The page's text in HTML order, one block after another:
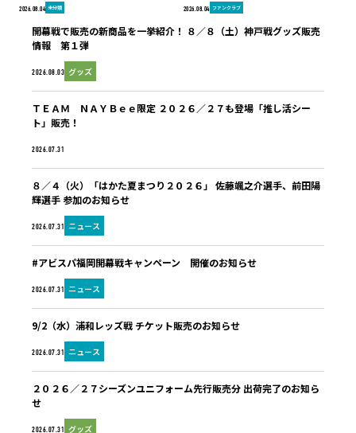
2026.08.04 未分類 2026.08.04 ファンクラブ
2026.08.03 グッズ
開幕戦で販売の新商品を一挙紹介！ ８／８（土）神戸戦グッズ販売
情報 第１弾
2026.07.31
ＴＥＡＭ ＮＡＹＢｅｅ限定 ２０２６／２７も登場「推し活シー
ト」販売！
2026.07.31 ニュース
８／４（火）「はかた夏まつり２０２６」 佐藤颯之介選手、前田陽
輝選手 参加のお知らせ
2026.07.31 ニュース
#アビスパ福岡開幕戦キャンペーン 開催のお知らせ
2026.07.31 ニュース
9/2（水）浦和レッズ戦 チケット販売のお知らせ
2026.07.31 グッズ
２０２６／２７シーズンユニフォーム先行販売分 出荷完了のお知ら
せ